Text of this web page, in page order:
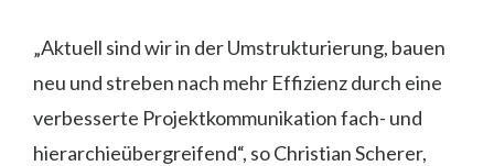
„Aktuell sind wir in der Umstrukturierung, bauen
neu und streben nach mehr Effizienz durch eine
verbesserte Projektkommunikation fach- und
hierarchieübergreifend“, so Christian Scherer,